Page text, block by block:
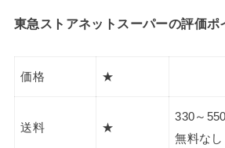
東急ストアネットスーパーの評価ポ
価格 ★
送料 ★
330～
無料なし